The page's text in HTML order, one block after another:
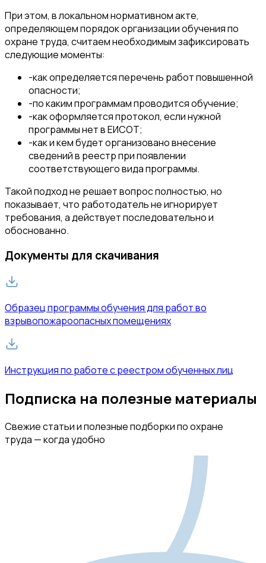
При этом, в локальном нормативном акте,
определяющем порядок организации обучения по
охране труда, считаем необходимым зафиксировать
следующие моменты:
-как определяется перечень работ повышенной
опасности;
-по каким программам проводится обучение;
-как оформляется протокол, если нужной
программы нет в ЕИСОТ;
-как и кем будет организовано внесение
сведений в реестр при появлении
соответствующего вида программы.
Такой подход не решает вопрос полностью, но
показывает, что работодатель не игнорирует
требования, а действует последовательно и
обоснованно.
Документы для скачивания
Образец программы обучения для работ во
взрывопожароопасных помещениях
Инструкция по работе с реестром обученных лиц
Подписка на полезные материалы
Свежие статьи и полезные подборки по охране
труда — когда удобно